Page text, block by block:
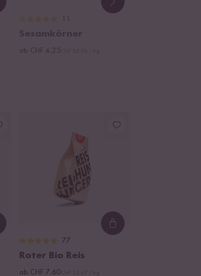
Loading...
77
Roter Bio Reis
ab CHF 7.60CHF 12.67 / kg